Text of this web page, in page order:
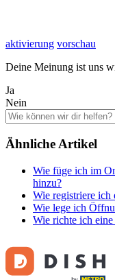
aktivierung vorschau
Deine Meinung ist uns
Ja
Nein
Ähnliche Artikel
Wie füge ich im
hinzu?
Wie registriere ich
Wie lege ich
Wie richte ich